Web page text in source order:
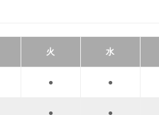
火 水
● ●
● ●